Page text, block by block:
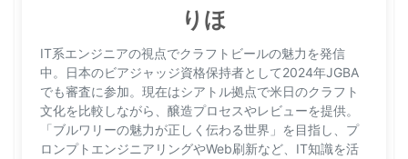
りほ
IT系エンジニアの視点でクラフトビールの魅力を発信
中。日本のビアジャッジ資格保持者として2024年JGBA
でも審査に参加。現在はシアトル拠点で米日のクラフト
文化を比較しながら、醸造プロセスやレビューを提供。
「ブルワリーの魅力が正しく伝わる世界」を目指し、プ
ロンプトエンジニアリングやWeb刷新など、IT知識を活